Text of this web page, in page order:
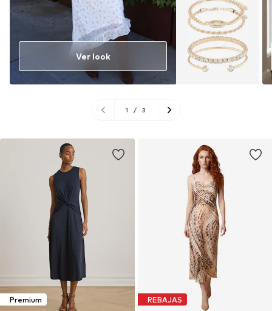
Ver look
1 / 3
Premium REBAJAS